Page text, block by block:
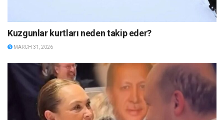
Kuzgunlar kurtları neden takip eder?
MARCH 31, 2026